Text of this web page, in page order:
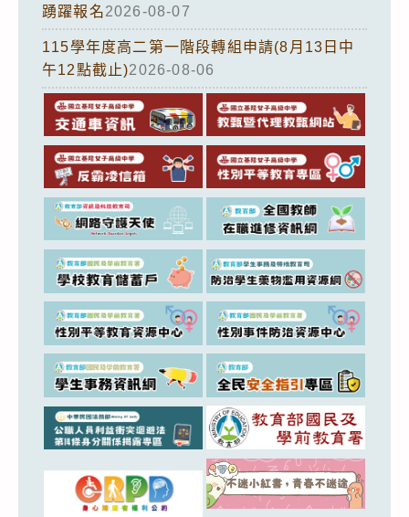
踴躍報名2026-08-07
115學年度高二第一階段轉組申請(8月13日中
午12點截止)2026-08-06